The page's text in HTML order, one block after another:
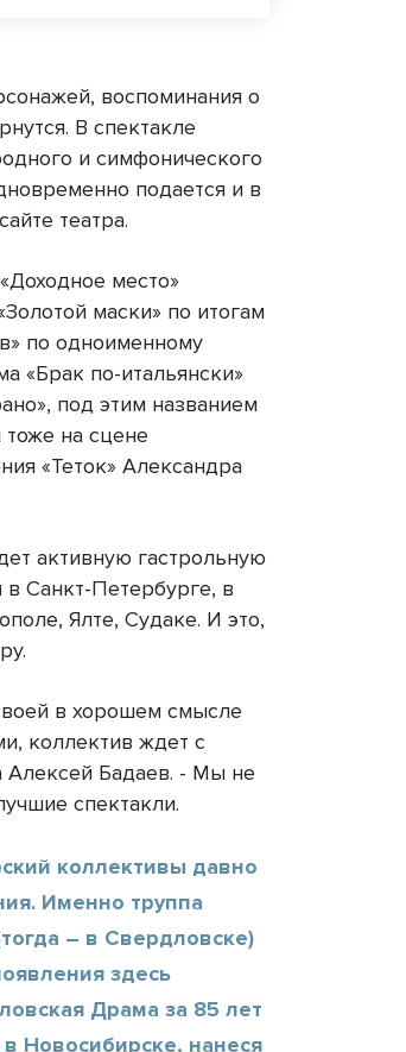
воспоминания о
В спектакле
и симфонического
подается и в
театра.
место»
маски» по итогам
по одноименному
«Брак по-итальянски»
под этим названием
на сцене
«Теток» Александра
активную гастрольную
в Санкт-Петербурге, в
Ялте, Судаке. И это,
в хорошем смысле
коллектив ждет с
Алексей Бадаев. - Мы не
спектакли.
коллективы давно
Именно труппа
– в Свердловске)
здесь
Драма за 85 лет
Новосибирске, нанеся